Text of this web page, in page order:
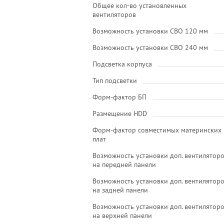
Общее кол-во установленных
вентиляторов
Возможность установки СВО 120 мм
Возможность установки СВО 240 мм
Подсветка корпуса
Тип подсветки
Форм-фактор БП
Размещение HDD
Форм-фактор совместимых материнских
плат
Возможность установки доп.
на передней панели
Возможность установки доп.
на задней панели
Возможность установки доп.
на верхней панели